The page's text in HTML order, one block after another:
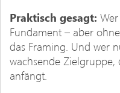
Praktisch gesagt:
Fundament – aber
das Framing. Und wer
wachsende
anfängt.